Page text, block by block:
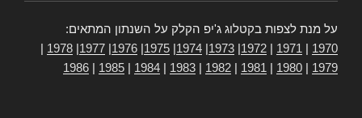
על מנת לצפות בקטלוג ג'יפ הקלק על השנתון המתאים:
1970
1971
1972
1973
1974
1975
1976
1977
1978
1979
1980
1981
1982
1983
1984
1985
1986